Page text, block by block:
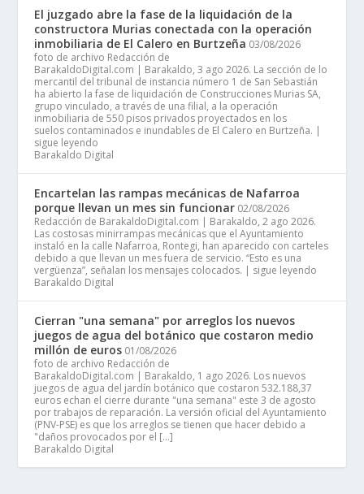
El juzgado abre la fase de la liquidación de la
constructora Murias conectada con la operación
inmobiliaria de El Calero en Burtzeña 03/08/2026
foto de archivo Redacción de
BarakaldoDigital.com | Barakaldo, 3 ago 2026. La sección de lo
mercantil del tribunal de instancia número 1 de San Sebastián
ha abierto la fase de liquidación de Construcciones Murias SA,
grupo vinculado, a través de una filial, a la operación
inmobiliaria de 550 pisos privados proyectados en los
suelos contaminados e inundables de El Calero en Burtzeña. |
sigue leyendo
Barakaldo Digital
Encartelan las rampas mecánicas de Nafarroa
porque llevan un mes sin funcionar 02/08/2026
Redacción de BarakaldoDigital.com | Barakaldo, 2 ago 2026.
Las costosas minirrampas mecánicas que el Ayuntamiento
instaló en la calle Nafarroa, Rontegi, han aparecido con carteles
debido a que llevan un mes fuera de servicio. “Esto es una
vergüenza”, señalan los mensajes colocados. | sigue leyendo
Barakaldo Digital
Cierran "una semana" por arreglos los nuevos
juegos de agua del botánico que costaron medio
millón de euros 01/08/2026
foto de archivo Redacción de
BarakaldoDigital.com | Barakaldo, 1 ago 2026. Los nuevos
juegos de agua del jardín botánico que costaron 532.188,37
euros echan el cierre durante "una semana" este 3 de agosto
por trabajos de reparación. La versión oficial del Ayuntamiento
(PNV-PSE) es que los arreglos se tienen que hacer debido a
"daños provocados por el […]
Barakaldo Digital